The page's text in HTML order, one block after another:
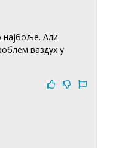
Али
ваздух у